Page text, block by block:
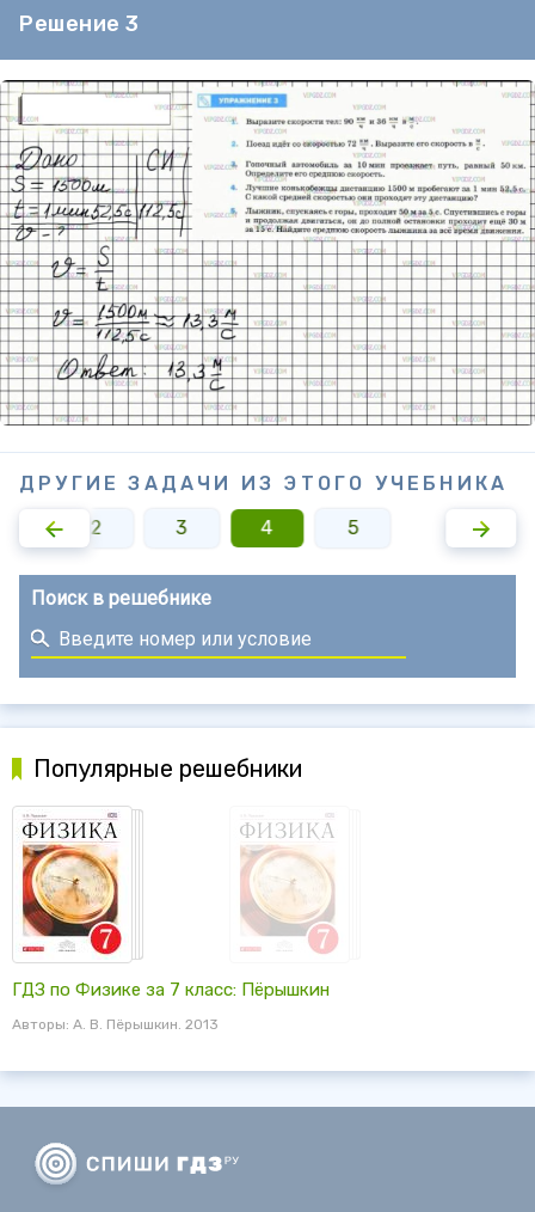
Решение 3
ДРУГИЕ ЗАДАЧИ ИЗ ЭТОГО УЧЕБНИКА
2 3 4 5
Поиск в решебнике
Популярные решебники
ГДЗ по Физике за 7 класс: Пёрышкин
Авторы: А. В. Пёрышкин. 2013